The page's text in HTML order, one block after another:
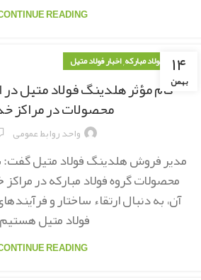
READING
۱۴
بهمن
اخبار فولاد مبارکه,اخبار فولاد متیل
گام مؤثر هلدینگ فولاد متیل در
محصولات در مراکز
واحد روابط عمومی
مدیر فروش هلدینگ فولاد متیل گفت:
محصولات گروه فولاد مبارکه در
آن، به دنبال ارتقاء ساختار و
فولاد متیل
READING